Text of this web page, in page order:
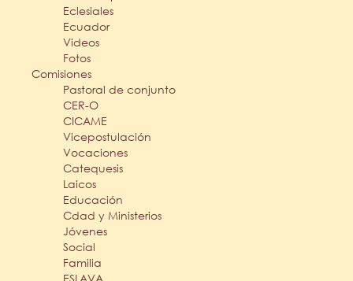
Eclesiales
Ecuador
Videos
Fotos
Comisiones
Pastoral de conjunto
CER-O
CICAME
Vicepostulación
Vocaciones
Catequesis
Laicos
Educación
Cdad y Ministerios
Jóvenes
Social
Familia
ESLAVA